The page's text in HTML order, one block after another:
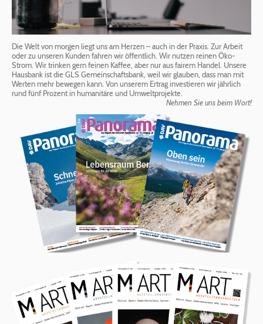
Die Welt von morgen liegt uns am Herzen – auch in der Praxis. Zur Arbeit
oder zu unseren Kunden fahren wir öffentlich. Wir nutzen reinen Öko-
Strom. Wir trinken gern feinen Kaffee, aber nur aus fairem Handel. Unsere
Hausbank ist die GLS Gemeinschaftsbank, weil wir glauben, dass man mit
Werten mehr bewegen kann. Von unserem Ertrag investieren wir jährlich
rund fünf Prozent in humanitäre und Umweltprojekte.
Nehmen Sie uns beim Wort!